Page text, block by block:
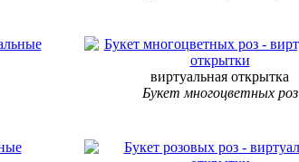
виртуальная открытка
Букет многоцветных роз